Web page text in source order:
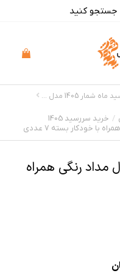
جستجو کنید
خرید سررسید 1405
سررسید ماه شمار 1405 مدل چرم گیدور
روزشمار 1405 مدل مداد رنگی همراه